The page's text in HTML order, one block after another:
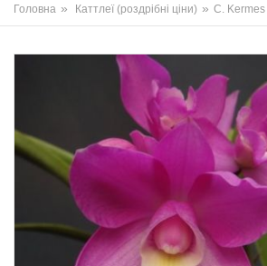
Головна » Каттлеї (роздрібні ціни) » C.